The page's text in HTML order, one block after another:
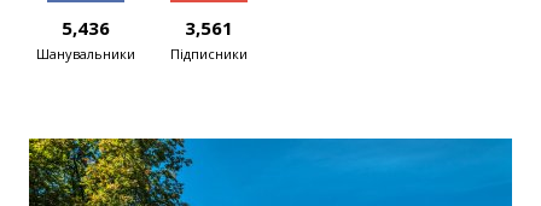
5,436
Шанувальники
3,561
Підписники